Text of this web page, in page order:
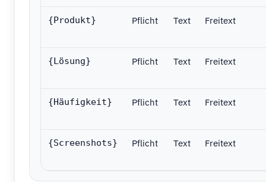
{Produkt} Pflicht Text Freitext
{Lösung} Pflicht Text Freitext
{Häufigkeit} Pflicht Text Freitext
{Screenshots} Pflicht Text Freitext